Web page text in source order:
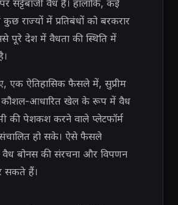
सट्टेबाजी वैध है। हालांकि, कई
राज्यों में प्रतिबंधों को बरकरार
पूरे देश में वैधता की स्थिति में
एक ऐतिहासिक फैसले में, सुप्रीम
कौशल-आधारित खेल के रूप में वैध
की पेशकश करने वाले प्लेटफॉर्म
हो सके। ऐसे फैसले
वैध बोनस की संरचना और विपणन
सकते हैं।